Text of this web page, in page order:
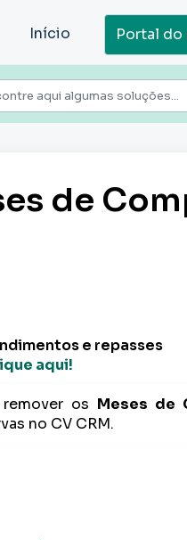
Início Portal
de
e repasses
aqui!
os Meses de
no CV CRM.